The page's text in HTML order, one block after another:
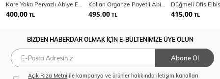
Kare Yaka Pervazlı Abiye Elbise | Elb31784
400,00 TL
Kolları Organze Payetli Abiye Elbise
495,00 TL
Düğmeli Ofis
415,00 TL
BİZDEN HABERDAR OLMAK İÇİN E-BÜLTENİMİZE ÜYE OLUN
Abone Ol
Açık Rıza Metni ile kampanya ve ürünler hakkında iletişim kanalları